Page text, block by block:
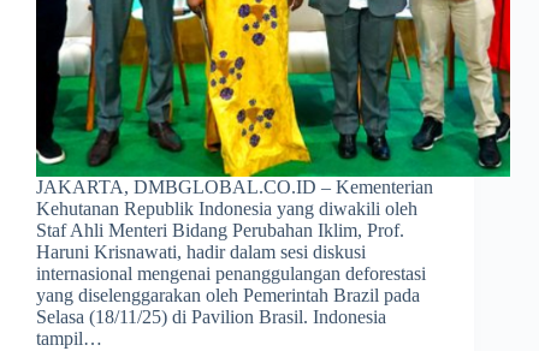
JAKARTA, DMBGLOBAL.CO.ID – Kementerian
Kehutanan Republik Indonesia yang diwakili oleh
Staf Ahli Menteri Bidang Perubahan Iklim, Prof.
Haruni Krisnawati, hadir dalam sesi diskusi
internasional mengenai penanggulangan deforestasi
yang diselenggarakan oleh Pemerintah Brazil pada
Selasa (18/11/25) di Pavilion Brasil. Indonesia
tampil…